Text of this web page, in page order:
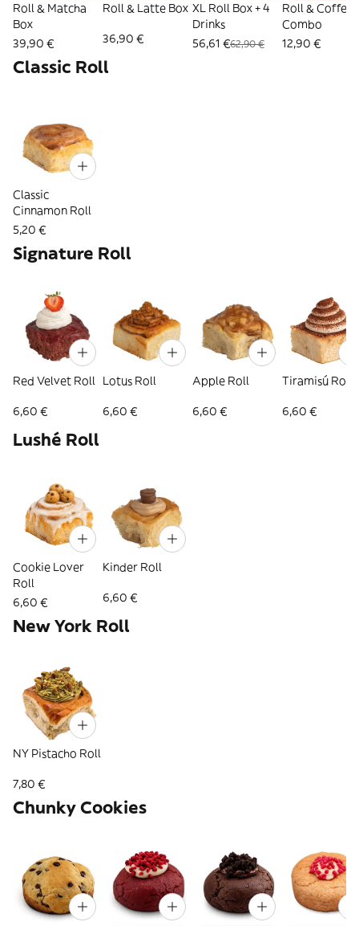
Roll & Matcha
Box
39,90 €
Roll & Latte Box
36,90 €
XL Roll Box + 4
Drinks
56,61 €62,90 €
Roll & Coffee
Combo
12,90 €
Classic Roll
Classic
Cinnamon Roll
5,20 €
Signature Roll
Red Velvet Roll
6,60 €
Lotus Roll
6,60 €
Apple Roll
6,60 €
Tiramisú Roll
6,60 €
Lushé Roll
Cookie Lover
Roll
6,60 €
Kinder Roll
6,60 €
New York Roll
NY Pistacho Roll
7,80 €
Chunky Cookies